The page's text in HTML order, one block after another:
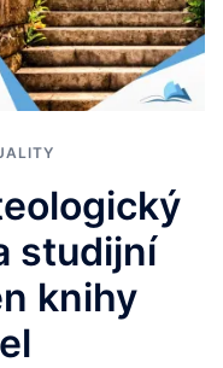
studijní
knihy